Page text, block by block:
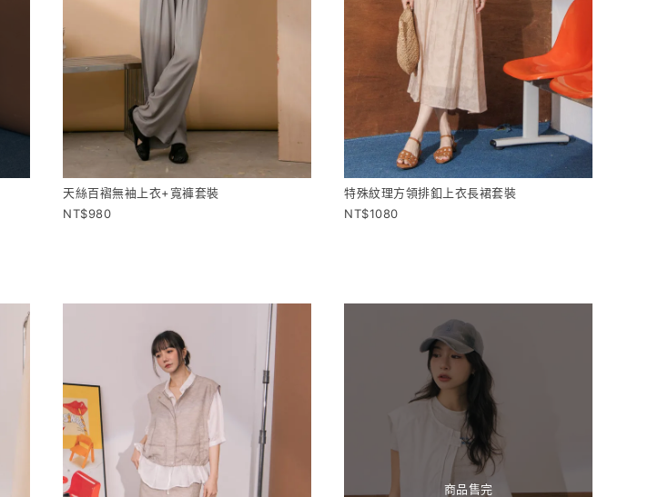
天絲百褶無袖上衣+寬褲套裝
980
特殊紋理方領排釦上衣長裙套裝
1080
商品售完